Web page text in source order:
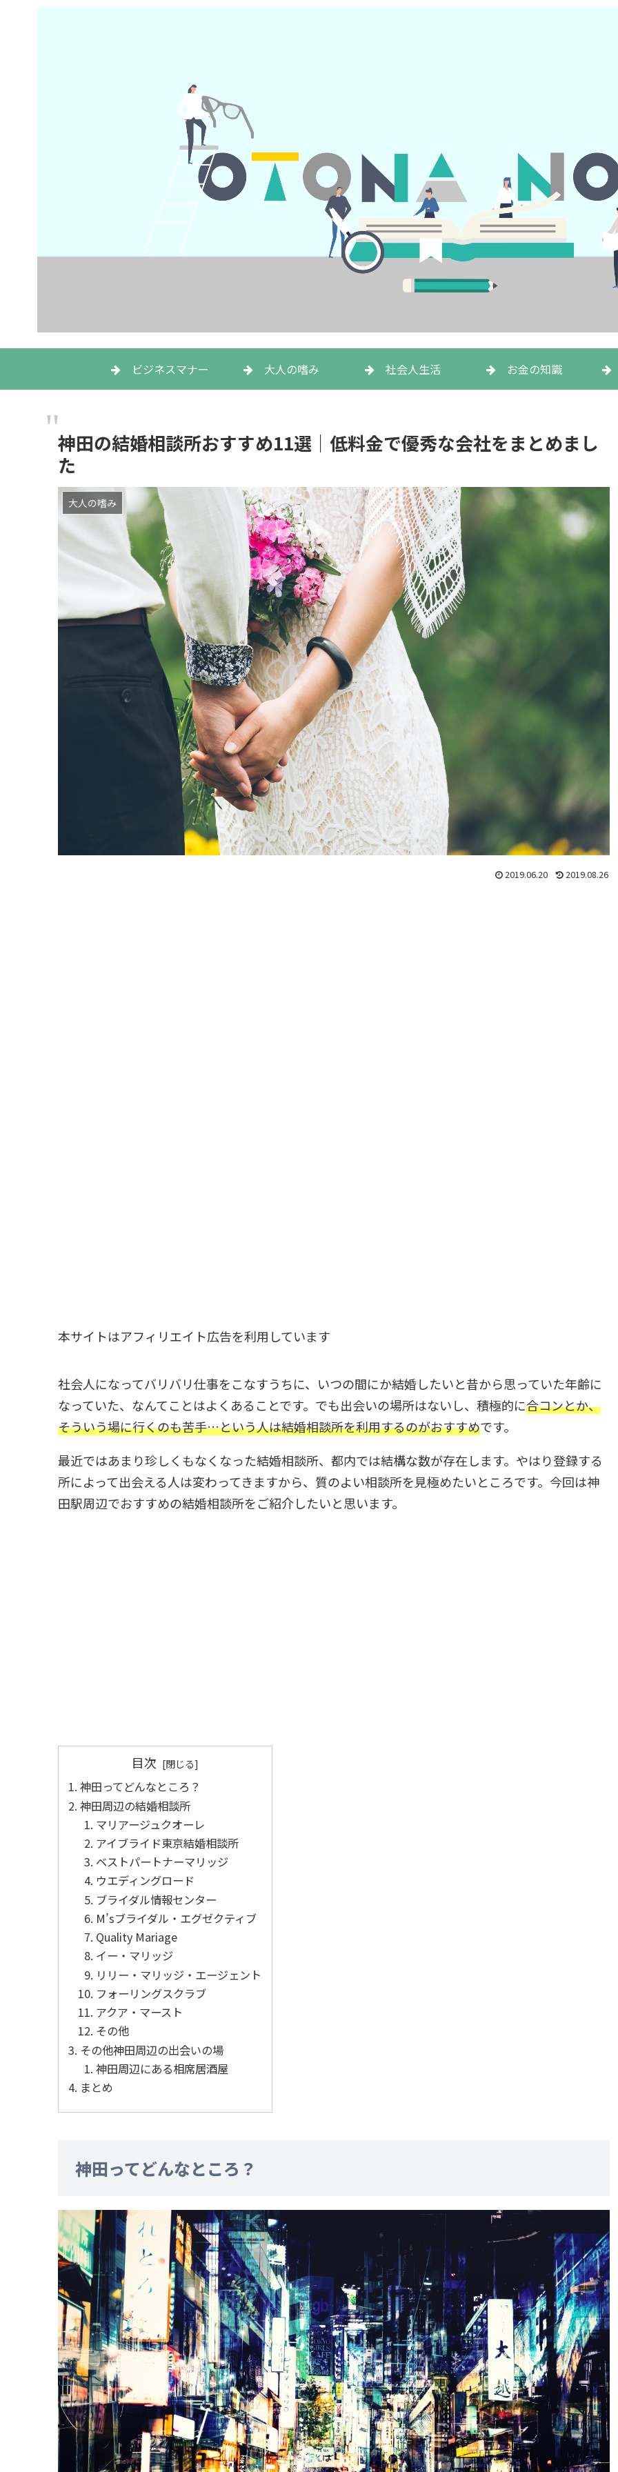
ビジネスマナー 大人の嗜み 社会人生活 お金の知識
神田の結婚相談所おすすめ11選｜低料金で優秀な会社をまとめまし
た
大人の嗜み
2019.06.20 2019.08.26
本サイトはアフィリエイト広告を利用しています
社会人になってバリバリ仕事をこなすうちに、いつの間にか結婚したいと昔から思っていた年齢に
なっていた、なんてことはよくあることです。でも出会いの場所はないし、積極的に合コンとか、
そういう場に行くのも苦手…という人は結婚相談所を利用するのがおすすめです。
最近ではあまり珍しくもなくなった結婚相談所、都内では結構な数が存在します。やはり登録する
所によって出会える人は変わってきますから、質のよい相談所を見極めたいところです。今回は神
田駅周辺でおすすめの結婚相談所をご紹介したいと思います。
目次
神田ってどんなところ？
神田周辺の結婚相談所
マリアージュクオーレ
アイブライド東京結婚相談所
ベストパートナーマリッジ
ウエディングロード
ブライダル情報センター
M’sブライダル・エグゼクティブ
Quality Mariage
イー・マリッジ
リリー・マリッジ・エージェント
フォーリングスクラブ
アクア・マースト
その他
その他神田周辺の出会いの場
神田周辺にある相席居酒屋
まとめ
神田ってどんなところ？